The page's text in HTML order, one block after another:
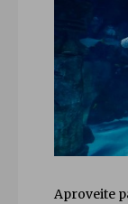
Aproveite